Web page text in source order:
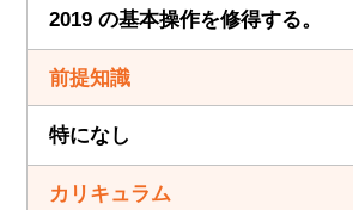
2019 の基本操作を修得する。
前提知識
特になし
カリキュラム